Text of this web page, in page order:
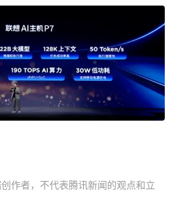
作者，不代表腾讯新闻的观点和立